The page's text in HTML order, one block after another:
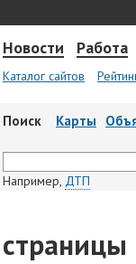
Новости Работа
Каталог сайтов
Поиск Карты
Например, ДТП